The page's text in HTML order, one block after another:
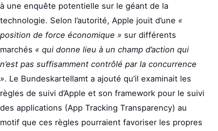
à une enquête potentielle sur le géant de la
technologie. Selon l’autorité, Apple jouit d’une «
position de force économique » sur différents
marchés « qui donne lieu à un champ d’action qui
n’est pas suffisamment contrôlé par la concurrence
». Le Bundeskartellamt a ajouté qu’il examinait les
règles de suivi d’Apple et son framework pour le suivi
des applications (App Tracking Transparency) au
motif que ces règles pourraient favoriser les propres